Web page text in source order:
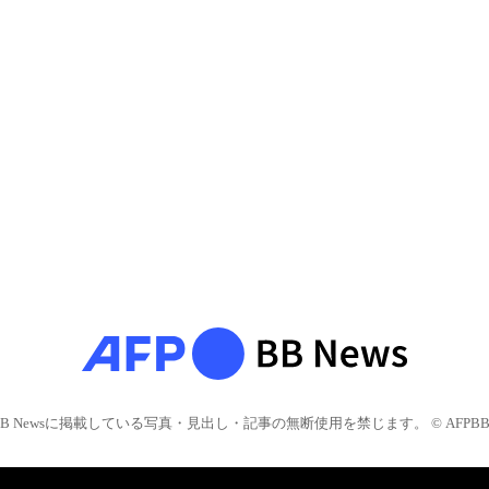
Newsに掲載している写真・見出し・記事の無断使用を禁じます。 © AFPBB